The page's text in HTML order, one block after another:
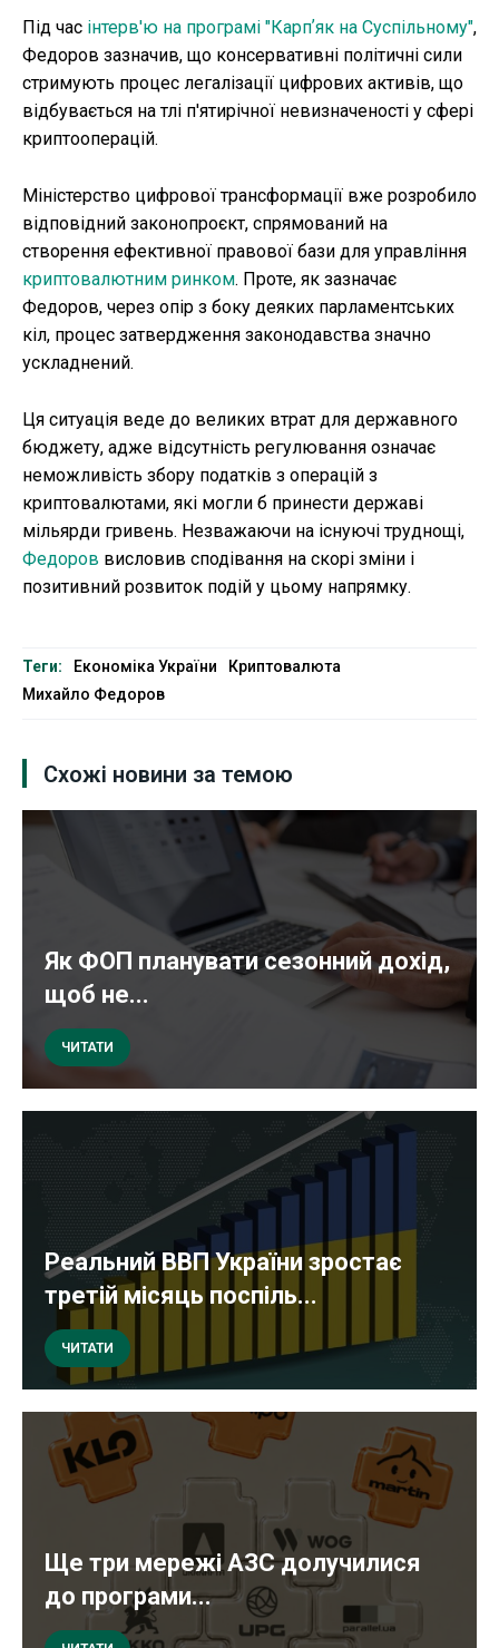
Під час інтерв'ю на програмі "Карпʼяк на Суспільному",
Федоров зазначив, що консервативні політичні сили
стримують процес легалізації цифрових активів, що
відбувається на тлі п'ятирічної невизначеності у сфері
криптооперацій.
Міністерство цифрової трансформації вже розробило
відповідний законопроєкт, спрямований на
створення ефективної правової бази для управління
криптовалютним ринком. Проте, як зазначає
Федоров, через опір з боку деяких парламентських
кіл, процес затвердження законодавства значно
ускладнений.
Ця ситуація веде до великих втрат для державного
бюджету, адже відсутність регулювання означає
неможливість збору податків з операцій з
криптовалютами, які могли б принести державі
мільярди гривень. Незважаючи на існуючі труднощі,
Федоров висловив сподівання на скорі зміни і
позитивний розвиток подій у цьому напрямку.
Теги: Економіка України
Криптовалюта
Михайло Федоров
Схожі новини за темою
Як ФОП планувати сезонний дохід,
щоб не...
ЧИТАТИ
Реальний ВВП України зростає
третій місяць поспіль...
ЧИТАТИ
Ще три мережі АЗС долучилися
до програми...